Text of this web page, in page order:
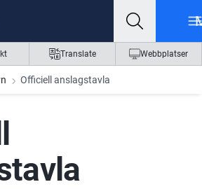
Translate Webbplatser
Officiell anslagstavla